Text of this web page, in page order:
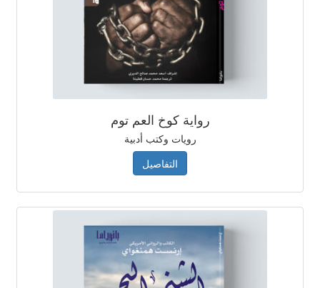
رواية كوخ العم توم
رويات وكتب أدبية
التفاصيل